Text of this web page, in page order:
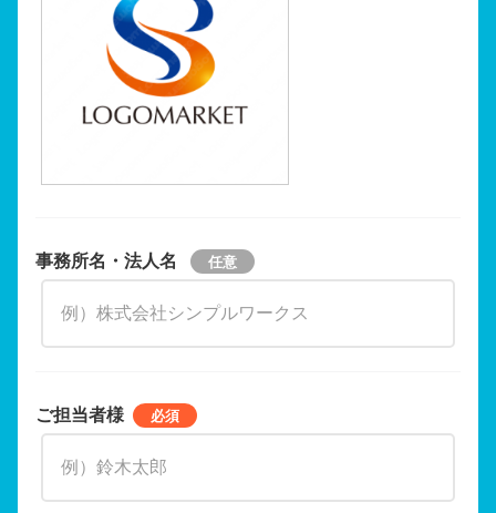
事務所名・法人名
ご担当者様